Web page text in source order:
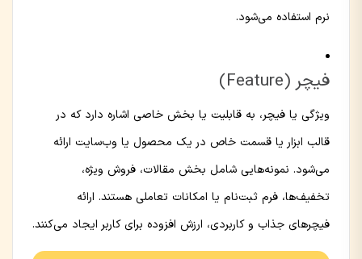
نرم استفاده می‌شود.
فیچر (Feature)
ویژگی یا فیچر، به قابلیت یا بخش خاصی اشاره دارد که در
قالب ابزار یا قسمت خاص در یک محصول یا وب‌سایت ارائه
می‌شود. نمونه‌هایی شامل بخش مقالات، فروش ویژه،
تخفیف‌ها، فرم ثبت‌نام یا امکانات تعاملی هستند. ارائه
فیچرهای جذاب و کاربردی، ارزش افزوده برای کاربر ایجاد می‌کنند.